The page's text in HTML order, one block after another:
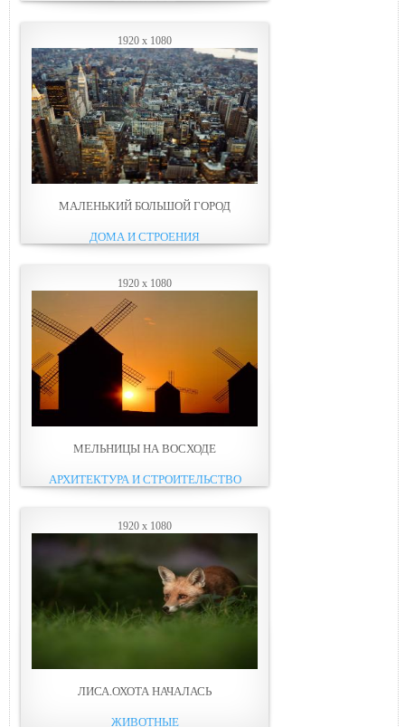
1920 x 1080
МАЛЕНЬКИЙ БОЛЬШОЙ ГОРОД
ДОМА И СТРОЕНИЯ
1920 x 1080
МЕЛЬНИЦЫ НА ВОСХОДЕ
АРХИТЕКТУРА И СТРОИТЕЛЬСТВО
1920 x 1080
ЛИСА.ОХОТА НАЧАЛАСЬ
ЖИВОТНЫЕ